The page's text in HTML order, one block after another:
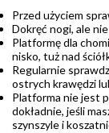
Przed użyciem
Dokręć nogi, ale
Platformę dla
nisko, tuż nad
Regularnie
ostrych krawędzi
Platforma nie jest
dokładnie, jeśli
szynszyle i